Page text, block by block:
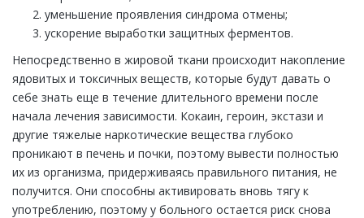
уменьшение проявления синдрома отмены;
ускорение выработки защитных ферментов.
Непосредственно в жировой ткани происходит накопление
ядовитых и токсичных веществ, которые будут давать о
себе знать еще в течение длительного времени после
начала лечения зависимости. Кокаин, героин, экстази и
другие тяжелые наркотические вещества глубоко
проникают в печень и почки, поэтому вывести полностью
их из организма, придерживаясь правильного питания, не
получится. Они способны активировать вновь тягу к
употреблению, поэтому у больного остается риск снова